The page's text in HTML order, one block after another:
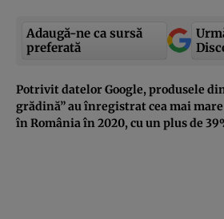
Adaugă-ne ca sursă
preferată
Potrivit datelor Google, produsele
grădină” au înregistrat cea mai
în România în 2020, cu un plus de